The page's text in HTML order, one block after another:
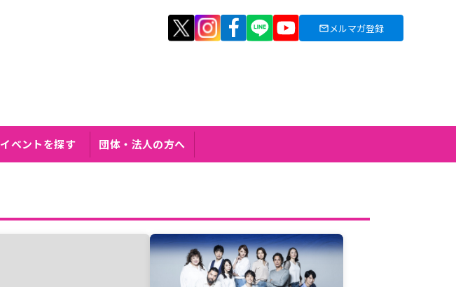
メルマガ登録
イベントを探す 団体・法人の方へ